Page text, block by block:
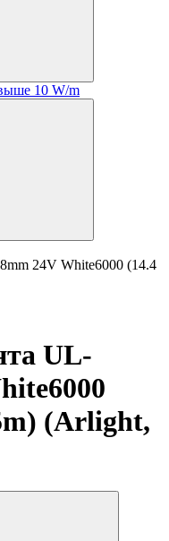
10 W/m
24V White6000 (14.4
UL-
(Arlight,